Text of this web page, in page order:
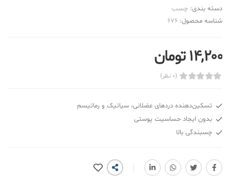
دسته بندی: چسب
شناسه محصول: 676
14,200 تومان
(0 نظر)
تسکین‌دهنده دردهای عضلانی، سیاتیک و رماتیسم
بدون ایجاد حساسیت‌ پوستی
چسبندگی بالا